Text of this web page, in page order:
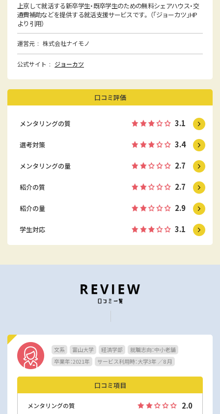
上京して就活する新卒学生・既卒学生のための無料シェアハウス・交
通費補助などを提供する就活支援サービスです。 （「ジョーカツ」HP
より引用）
運営元 株式会社ナイモノ
公式サイト ジョーカツ
口コミ評価
メンタリングの質 3.1
選考対策 3.4
メンタリングの量 2.7
紹介の質 2.7
紹介の量 2.9
学生対応 3.1
文系 富山大学 経済学部
就職志向：中小老舗
卒業年：2021年
サービス利用時：大学3年 ／8 月
口コミ項目
メンタリングの質 2.0